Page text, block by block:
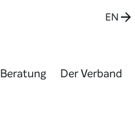
EN
Beratung Der Verband